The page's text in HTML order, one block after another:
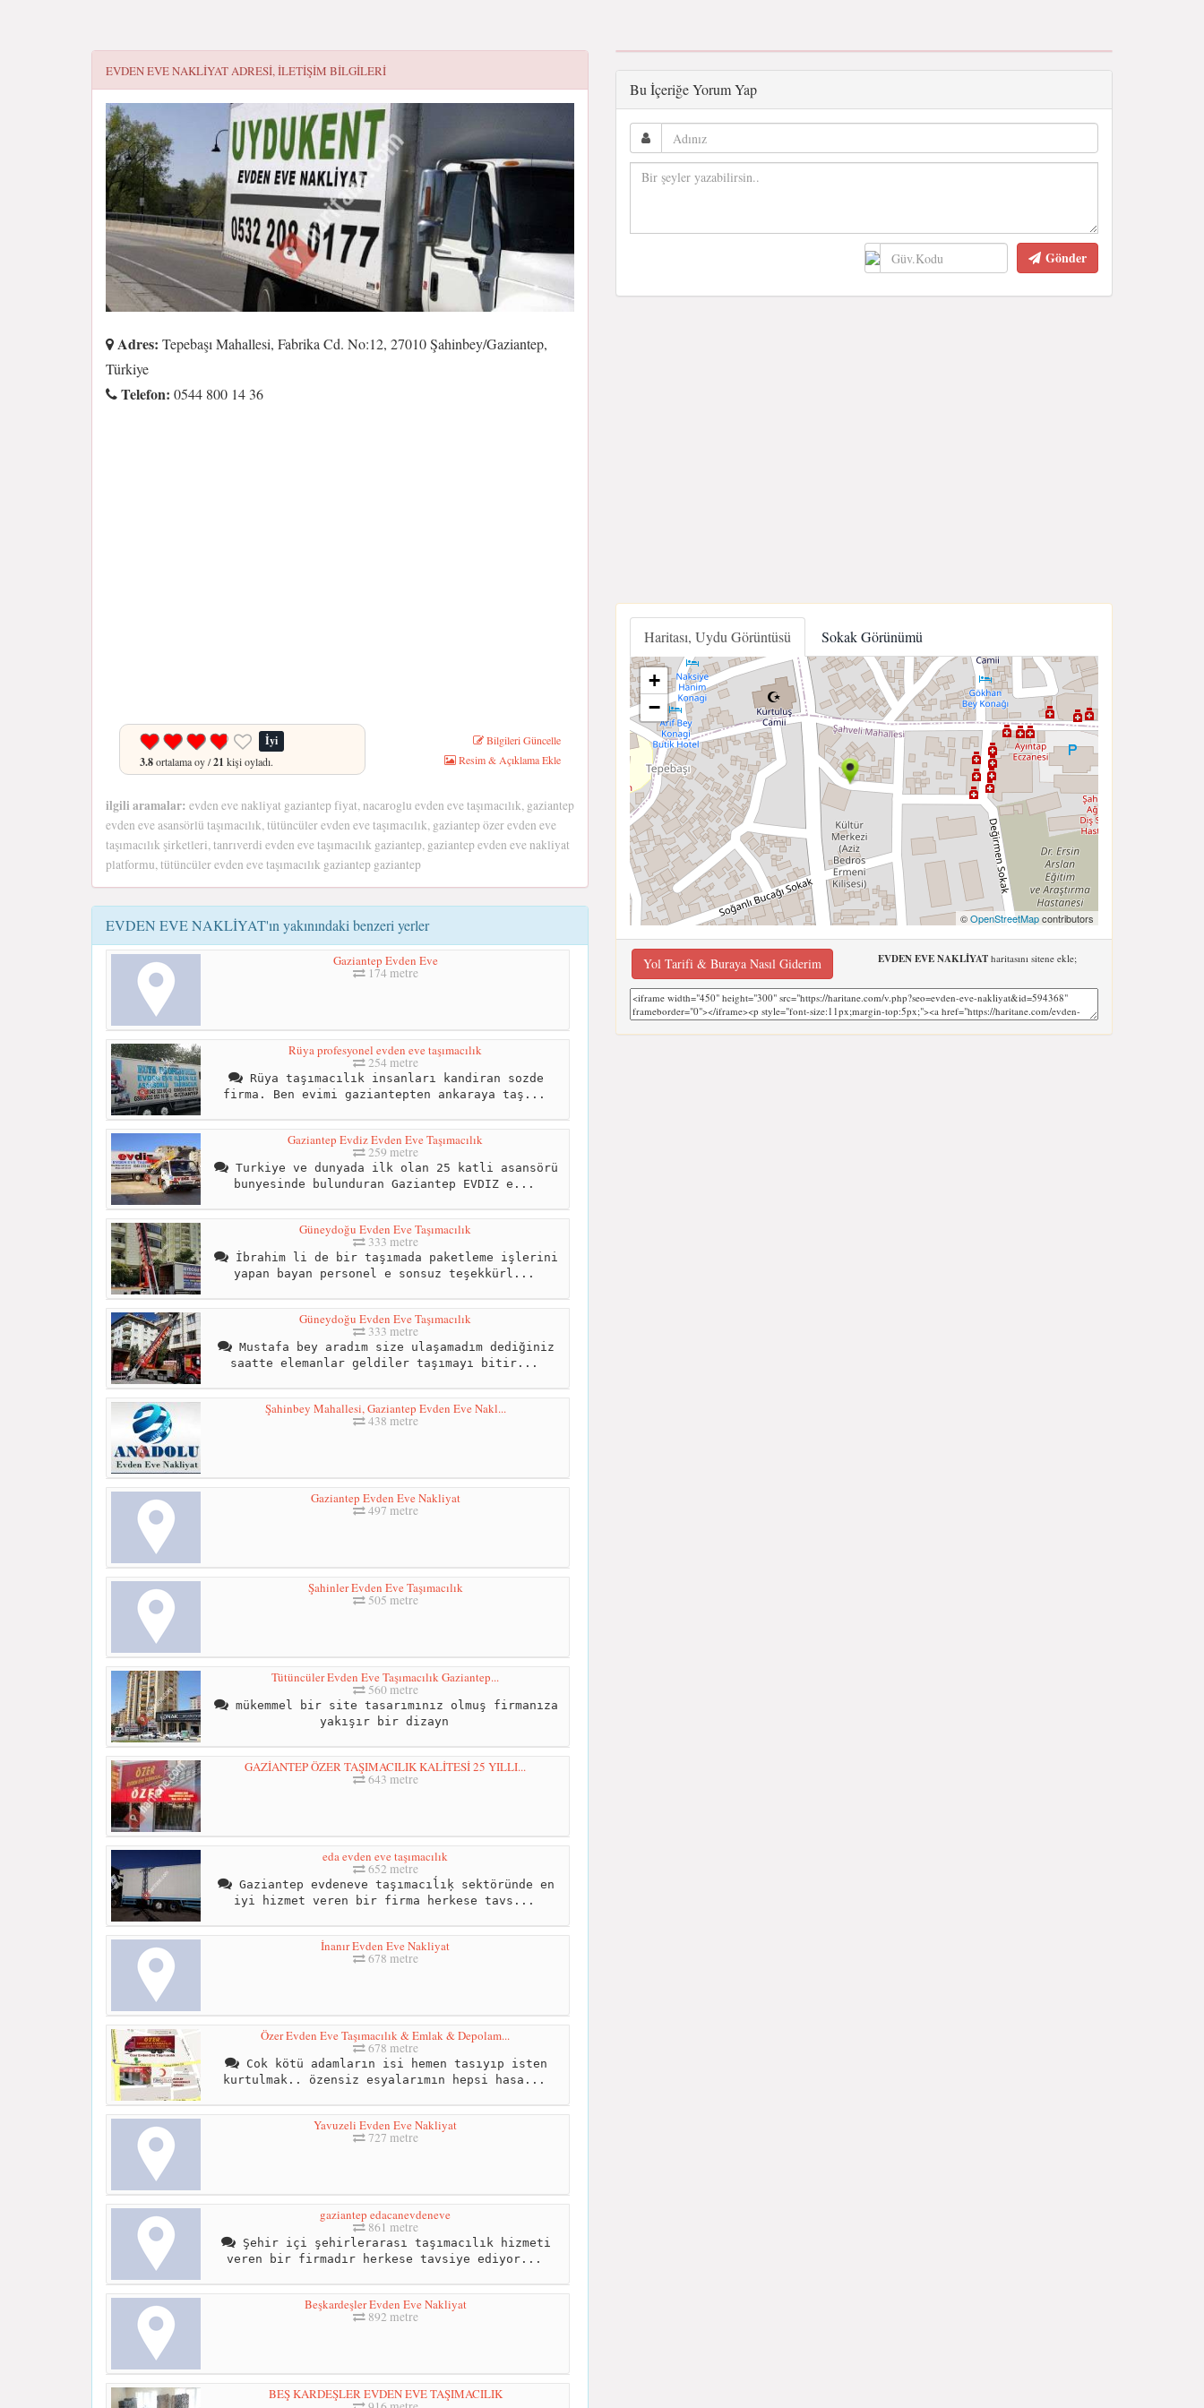
EVDEN EVE NAKLİYATADRESI, ILETIŞIM BILGILERI
Adres: Tepebaşı Mahallesi, Fabrika Cd. No:12, 27010 Şahinbey/Gaziantep,
Türkiye
Telefon: 0544 800 14 36
İyi
3.8ortalama oy /21 kişi oyladı.
Bilgileri Güncelle
Resim & Açıklama Ekle
ilgili aramalar: evden eve nakliyat gaziantep fiyat, nacaroglu evden eve taşımacılık, gaziantep
evden eve asansörlü taşımacılık, tütüncüler evden eve taşımacılık, gaziantep özer evden eve
taşımacılık şirketleri, tanrıverdi evden eve taşımacılık gaziantep, gaziantep evden eve nakliyat
platformu, tütüncüler evden eve taşımacılık gaziantep gaziantep
EVDEN EVE NAKLİYAT'ın yakınındaki benzeri yerler
Gaziantep Evden Eve
174 metre
Rüya profesyonel evden eve taşımacılık
254 metre
Rüya taşımacılık insanları kandiran sozde
firma. Ben evimi gaziantepten ankaraya taş...
Gaziantep Evdiz Evden Eve Taşımacılık
259 metre
Turkiye ve dunyada ilk olan 25 katli asansörü
bunyesinde bulunduran Gaziantep EVDIZ e...
Güneydoğu Evden Eve Taşımacılık
333 metre
İbrahim li de bir taşımada paketleme işlerini
yapan bayan personel e sonsuz teşekkürl...
Güneydoğu Evden Eve Taşımacılık
333 metre
Mustafa bey aradım size ulaşamadım dediğiniz
saatte elemanlar geldiler taşımayı bitir...
Şahinbey Mahallesi, Gaziantep Evden Eve Nakl...
438 metre
Gaziantep Evden Eve Nakliyat
497 metre
Şahinler Evden Eve Taşımacılık
505 metre
Tütüncüler Evden Eve Taşımacılık Gaziantep...
560 metre
mükemmel bir site tasarımınız olmuş firmanıza
yakışır bir dizayn
GAZİANTEP ÖZER TAŞIMACILIK KALİTESİ 25 YILLI...
643 metre
eda evden eve taşımacılık
652 metre
Gaziantep evdeneve taşımacıĺıķ sektöründe en
iyi hizmet veren bir firma herkese tavs...
İnanır Evden Eve Nakliyat
678 metre
Özer Evden Eve Taşımacılık & Emlak & Depolam...
678 metre
Cok kötü adamların isi hemen tasıyıp isten
kurtulmak.. özensiz esyalarımın hepsi hasa...
Yavuzeli Evden Eve Nakliyat
727 metre
gaziantep edacanevdeneve
861 metre
Şehir içi şehirlerarası taşımacılık hizmeti
veren bir firmadır herkese tavsiye ediyor...
Beşkardeşler Evden Eve Nakliyat
892 metre
BEŞ KARDEŞLER EVDEN EVE TAŞIMACILIK
Bu İçeriğe Yorum Yap
Gönder
Haritası, Uydu Görüntüsü Sokak Görünümü
+
−
©OpenStreetMapcontributors
Yol Tarifi & Buraya Nasıl Giderim EVDEN EVE NAKLİYATharitasını sitene ekle;